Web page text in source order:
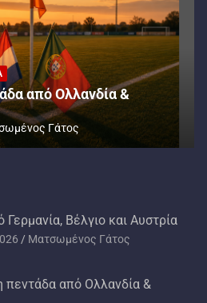
από Ολλανδία &
Γάτος
Γερμανία, Βέλγιο και Αυστρία
Ματσωμένος Γάτος
πεντάδα από Ολλανδία &